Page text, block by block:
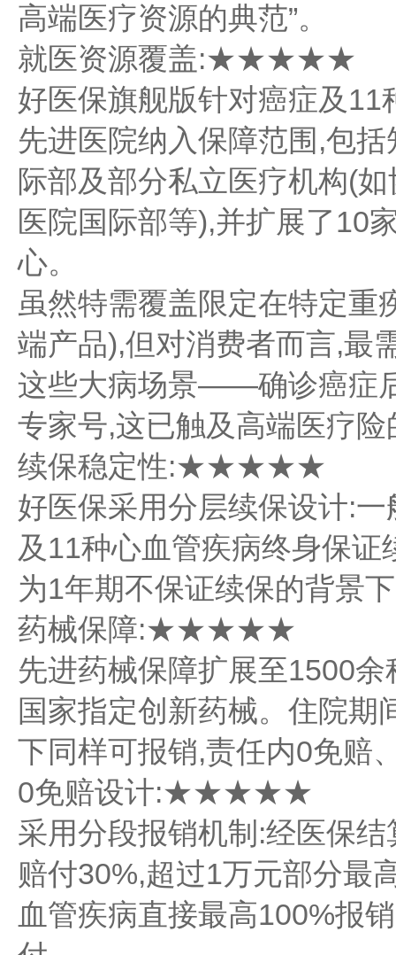
高端医疗资源的典范”。
就医资源覆盖:★★★★★
好医保旗舰版针对癌症及
先进医院纳入保障范围,包
际部及部分私立医疗机构(
医院国际部等),并扩展了10
心。
虽然特需覆盖限定在特定重
端产品),但对消费者而言,最
这些大病场景——确诊癌症
专家号,这已触及高端医疗
续保稳定性:★★★★★
好医保采用分层续保设计:
及11种心血管疾病终身保
为1年期不保证续保的背景
药械保障:★★★★★
先进药械保障扩展至1500
国家指定创新药械。住院期
下同样可报销,责任内0免赔
0免赔设计:★★★★★
采用分段报销机制:经医保
赔付30%,超过1万元部分最
血管疾病直接最高100%报